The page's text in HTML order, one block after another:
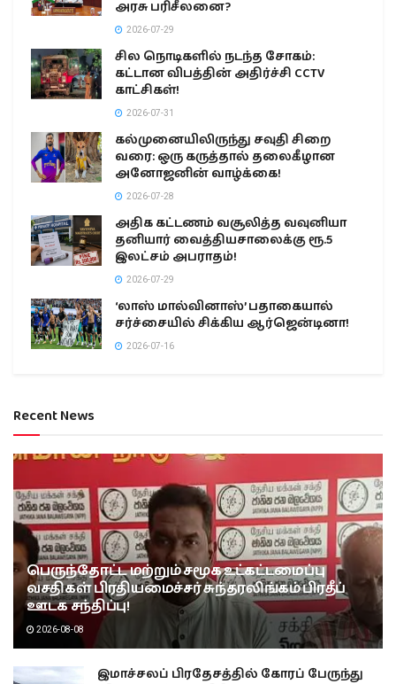
அரசு பரிசீலனை?
2026-07-29
சில நொடிகளில் நடந்த சோகம்:
கட்டான விபத்தின் அதிர்ச்சி CCTV
காட்சிகள்!
2026-07-31
கல்முனையிலிருந்து சவுதி சிறை
வரை: ஒரு கருத்தால் தலைகீழான
அனோஜனின் வாழ்க்கை!
2026-07-28
அதிக கட்டணம் வசூலித்த வவுனியா
தனியார் வைத்தியசாலைக்கு ரூ.5
இலட்சம் அபராதம்!
2026-07-29
‘லாஸ் மால்வினாஸ்’ பதாகையால்
சர்ச்சையில் சிக்கிய ஆர்ஜென்டினா!
2026-07-16
Recent News
பெருந்தோட்ட மற்றும் சமூக உட்கட்டமைப்பு
வசதிகள் பிரதியமைச்சர் சுந்தரலிங்கம் பிரதீப்
ஊடக சந்திப்பு!
2026-08-08
இமாச்சலப் பிரதேசத்தில் கோரப் பேருந்து